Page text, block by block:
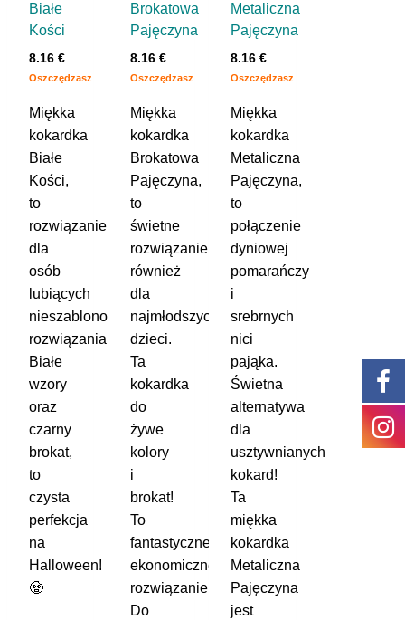
Białe
Kości
8.16 €
Oszczędzasz
Miękka
kokardka
Białe
Kości,
to
rozwiązanie
dla
osób
lubiących
nieszablonowe
rozwiązania.
Białe
wzory
oraz
czarny
brokat,
to
czysta
perfekcja
na
Halloween!
🧟
Brokatowa
Pajęczyna
8.16 €
Oszczędzasz
Miękka
kokardka
Brokatowa
Pajęczyna,
to
świetne
rozwiązanie
również
dla
najmłodszych
dzieci.
Ta
kokardka
do
żywe
kolory
i
brokat!
To
fantastyczne,
ekonomiczne
rozwiązanie!
Do
Metaliczna
Pajęczyna
8.16€
Oszczędzasz
Miękka
kokardka
Metaliczna
Pajęczyna,
to
połączenie
dyniowej
pomarańczy
i
srebrnych
nici
pająka.
Świetna
alternatywa
dla
usztywnianych
kokard!
Ta
miękka
kokardka
Metaliczna
Pajęczyna
jest